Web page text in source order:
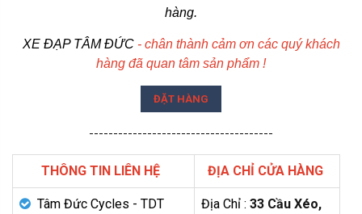
hàng.
XE ĐẠP TÂM ĐỨC- chân thành cảm ơn các quý khách
hàng đã quan tâm sản phẩm !
ĐẶT HÀNG
--------------------------------------
THÔNG TIN LIÊN HỆ ĐỊA CHỈ CỬA HÀNG
Tâm Đức Cycles - TDT
Địa Chỉ : 33 Cầu Xéo,